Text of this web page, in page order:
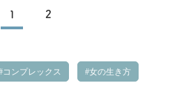
1 2
コンプレックス 女の生き方